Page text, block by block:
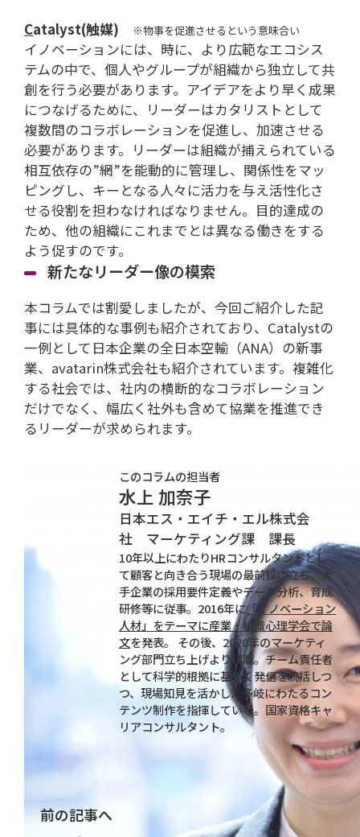
Catalyst(触媒) ※物事を促進させるという意味合い
イノベーションには、時に、より広範なエコシス
テムの中で、個人やグループが組織から独立して共
創を行う必要があります。アイデアをより早く成果
につなげるために、リーダーはカタリストとして
複数間のコラボレーションを促進し、加速させる
必要があります。リーダーは組織が捕えられている
相互依存の”網”を能動的に管理し、関係性をマッ
ピングし、キーとなる人々に活力を与え活性化さ
せる役割を担わなければなりません。目的達成の
ため、他の組織にこれまでとは異なる働きをする
よう促すのです。
新たなリーダー像の模索
本コラムでは割愛しましたが、今回ご紹介した記
事には具体的な事例も紹介されており、Catalystの
一例として日本企業の全日本空輸（ANA）の新事
業、avatarin株式会社も紹介されています。複雑化
する社会では、社内の横断的なコラボレーション
だけでなく、幅広く社外も含めて協業を推進でき
るリーダーが求められます。
このコラムの担当者
水上 加奈子
日本エス・エイチ・エル株式会
社 マーケティング課 課長
10年以上にわたりHRコンサルタントとし
て顧客と向き合う現場の最前線に立ち、大
手企業の採用要件定義やデータ分析、育成
研修等に従事。2016年に「イノベーション
人材」をテーマに産業・組織心理学会で論
文を発表。 その後、2020年のマーケティ
ング部門立ち上げより現職。チーム責任者
として科学的根拠に基づく発信を統括しつ
つ、現場知見を活かした多岐にわたるコン
テンツ制作を指揮している。国家資格キャ
リアコンサルタント。
前の記事へ